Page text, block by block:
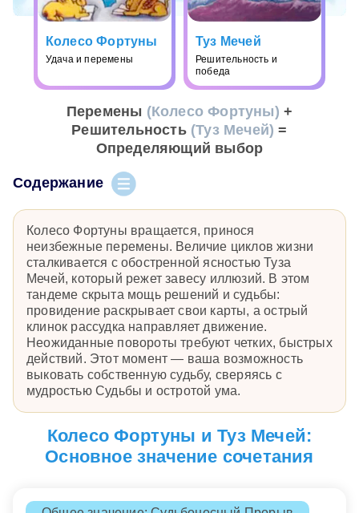
Колесо Фортуны
Удача и перемены
Туз Мечей
Решительность и
победа
Перемены (Колесо Фортуны) +
Решительность (Туз Мечей) =
Определяющий выбор
Содержание
Колесо Фортуны вращается, принося
неизбежные перемены. Величие циклов жизни
сталкивается с обостренной ясностью Туза
Мечей, который режет завесу иллюзий. В этом
тандеме скрыта мощь решений и судьбы:
провидение раскрывает свои карты, а острый
клинок рассудка направляет движение.
Неожиданные повороты требуют четких, быстрых
действий. Этот момент — ваша возможность
выковать собственную судьбу, сверяясь с
мудростью Судьбы и остротой ума.
Колесо Фортуны и Туз Мечей:
Основное значение сочетания